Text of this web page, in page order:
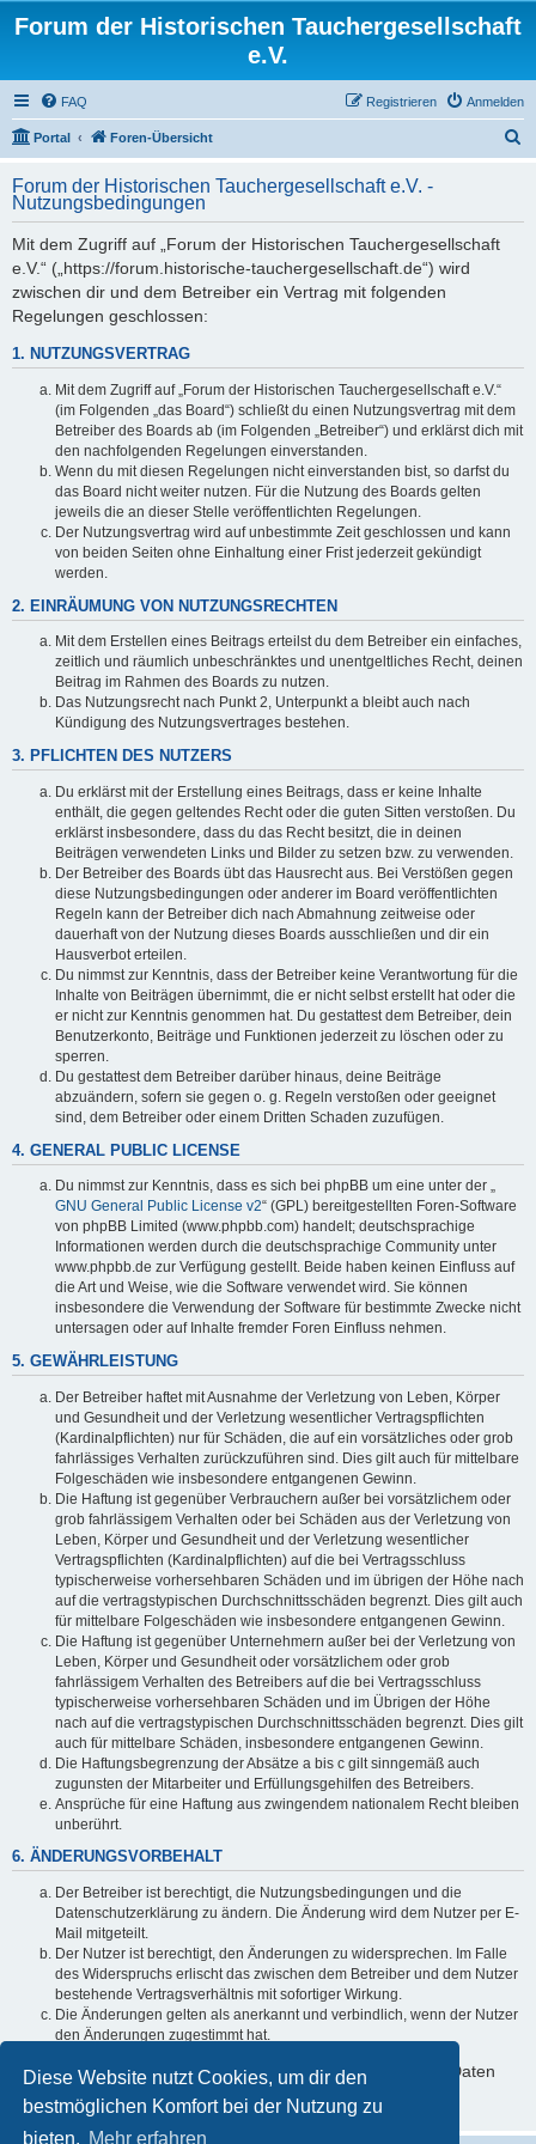
Diese Website nutzt Cookies, um dir den
bestmöglichen Komfort bei der Nutzung zu
bieten. Mehr erfahren
Forum der Historischen Tauchergesellschaft
e.V.
FAQ Anmelden
Registrieren
Portal Foren-Übersicht
h
Forum der Historischen Tauchergesellschaft e.V. -
Nutzungsbedingungen
Mit dem Zugriff auf „Forum der Historischen Tauchergesellschaft
e.V.“ („https://forum.historische-tauchergesellschaft.de“) wird
zwischen dir und dem Betreiber ein Vertrag mit folgenden
Regelungen geschlossen:
1. NUTZUNGSVERTRAG
Mit dem Zugriff auf „Forum der Historischen Tauchergesellschaft e.V.“
(im Folgenden „das Board“) schließt du einen Nutzungsvertrag mit dem
Betreiber des Boards ab (im Folgenden „Betreiber“) und erklärst dich mit
den nachfolgenden Regelungen einverstanden.
Wenn du mit diesen Regelungen nicht einverstanden bist, so darfst du
das Board nicht weiter nutzen. Für die Nutzung des Boards gelten
jeweils die an dieser Stelle veröffentlichten Regelungen.
Der Nutzungsvertrag wird auf unbestimmte Zeit geschlossen und kann
von beiden Seiten ohne Einhaltung einer Frist jederzeit gekündigt
werden.
2. EINRÄUMUNG VON NUTZUNGSRECHTEN
Mit dem Erstellen eines Beitrags erteilst du dem Betreiber ein einfaches,
zeitlich und räumlich unbeschränktes und unentgeltliches Recht, deinen
Beitrag im Rahmen des Boards zu nutzen.
Das Nutzungsrecht nach Punkt 2, Unterpunkt a bleibt auch nach
Kündigung des Nutzungsvertrages bestehen.
3. PFLICHTEN DES NUTZERS
Du erklärst mit der Erstellung eines Beitrags, dass er keine Inhalte
enthält, die gegen geltendes Recht oder die guten Sitten verstoßen. Du
erklärst insbesondere, dass du das Recht besitzt, die in deinen
Beiträgen verwendeten Links und Bilder zu setzen bzw. zu verwenden.
Der Betreiber des Boards übt das Hausrecht aus. Bei Verstößen gegen
diese Nutzungsbedingungen oder anderer im Board veröffentlichten
Regeln kann der Betreiber dich nach Abmahnung zeitweise oder
dauerhaft von der Nutzung dieses Boards ausschließen und dir ein
Hausverbot erteilen.
Du nimmst zur Kenntnis, dass der Betreiber keine Verantwortung für die
Inhalte von Beiträgen übernimmt, die er nicht selbst erstellt hat oder die
er nicht zur Kenntnis genommen hat. Du gestattest dem Betreiber, dein
Benutzerkonto, Beiträge und Funktionen jederzeit zu löschen oder zu
sperren.
Du gestattest dem Betreiber darüber hinaus, deine Beiträge
abzuändern, sofern sie gegen o. g. Regeln verstoßen oder geeignet
sind, dem Betreiber oder einem Dritten Schaden zuzufügen.
4. GENERAL PUBLIC LICENSE
Du nimmst zur Kenntnis, dass es sich bei phpBB um eine unter der „
GNU General Public License v2“ (GPL) bereitgestellten Foren-Software
von phpBB Limited (www.phpbb.com) handelt; deutschsprachige
Informationen werden durch die deutschsprachige Community unter
www.phpbb.de zur Verfügung gestellt. Beide haben keinen Einfluss auf
die Art und Weise, wie die Software verwendet wird. Sie können
insbesondere die Verwendung der Software für bestimmte Zwecke nicht
untersagen oder auf Inhalte fremder Foren Einfluss nehmen.
5. GEWÄHRLEISTUNG
Der Betreiber haftet mit Ausnahme der Verletzung von Leben, Körper
und Gesundheit und der Verletzung wesentlicher Vertragspflichten
(Kardinalpflichten) nur für Schäden, die auf ein vorsätzliches oder grob
fahrlässiges Verhalten zurückzuführen sind. Dies gilt auch für mittelbare
Folgeschäden wie insbesondere entgangenen Gewinn.
Die Haftung ist gegenüber Verbrauchern außer bei vorsätzlichem oder
grob fahrlässigem Verhalten oder bei Schäden aus der Verletzung von
Leben, Körper und Gesundheit und der Verletzung wesentlicher
Vertragspflichten (Kardinalpflichten) auf die bei Vertragsschluss
typischerweise vorhersehbaren Schäden und im übrigen der Höhe nach
auf die vertragstypischen Durchschnittsschäden begrenzt. Dies gilt auch
für mittelbare Folgeschäden wie insbesondere entgangenen Gewinn.
Die Haftung ist gegenüber Unternehmern außer bei der Verletzung von
Leben, Körper und Gesundheit oder vorsätzlichem oder grob
fahrlässigem Verhalten des Betreibers auf die bei Vertragsschluss
typischerweise vorhersehbaren Schäden und im Übrigen der Höhe
nach auf die vertragstypischen Durchschnittsschäden begrenzt. Dies gilt
auch für mittelbare Schäden, insbesondere entgangenen Gewinn.
Die Haftungsbegrenzung der Absätze a bis c gilt sinngemäß auch
zugunsten der Mitarbeiter und Erfüllungsgehilfen des Betreibers.
Ansprüche für eine Haftung aus zwingendem nationalem Recht bleiben
unberührt.
6. ÄNDERUNGSVORBEHALT
Der Betreiber ist berechtigt, die Nutzungsbedingungen und die
Datenschutzerklärung zu ändern. Die Änderung wird dem Nutzer per E-
Mail mitgeteilt.
Der Nutzer ist berechtigt, den Änderungen zu widersprechen. Im Falle
des Widerspruchs erlischt das zwischen dem Betreiber und dem Nutzer
bestehende Vertragsverhältnis mit sofortiger Wirkung.
Die Änderungen gelten als anerkannt und verbindlich, wenn der Nutzer
den Änderungen zugestimmt hat.
Informationen über den Umgang mit deinen persönlichen Daten
sind in der Datenschutzerklärung enthalten.